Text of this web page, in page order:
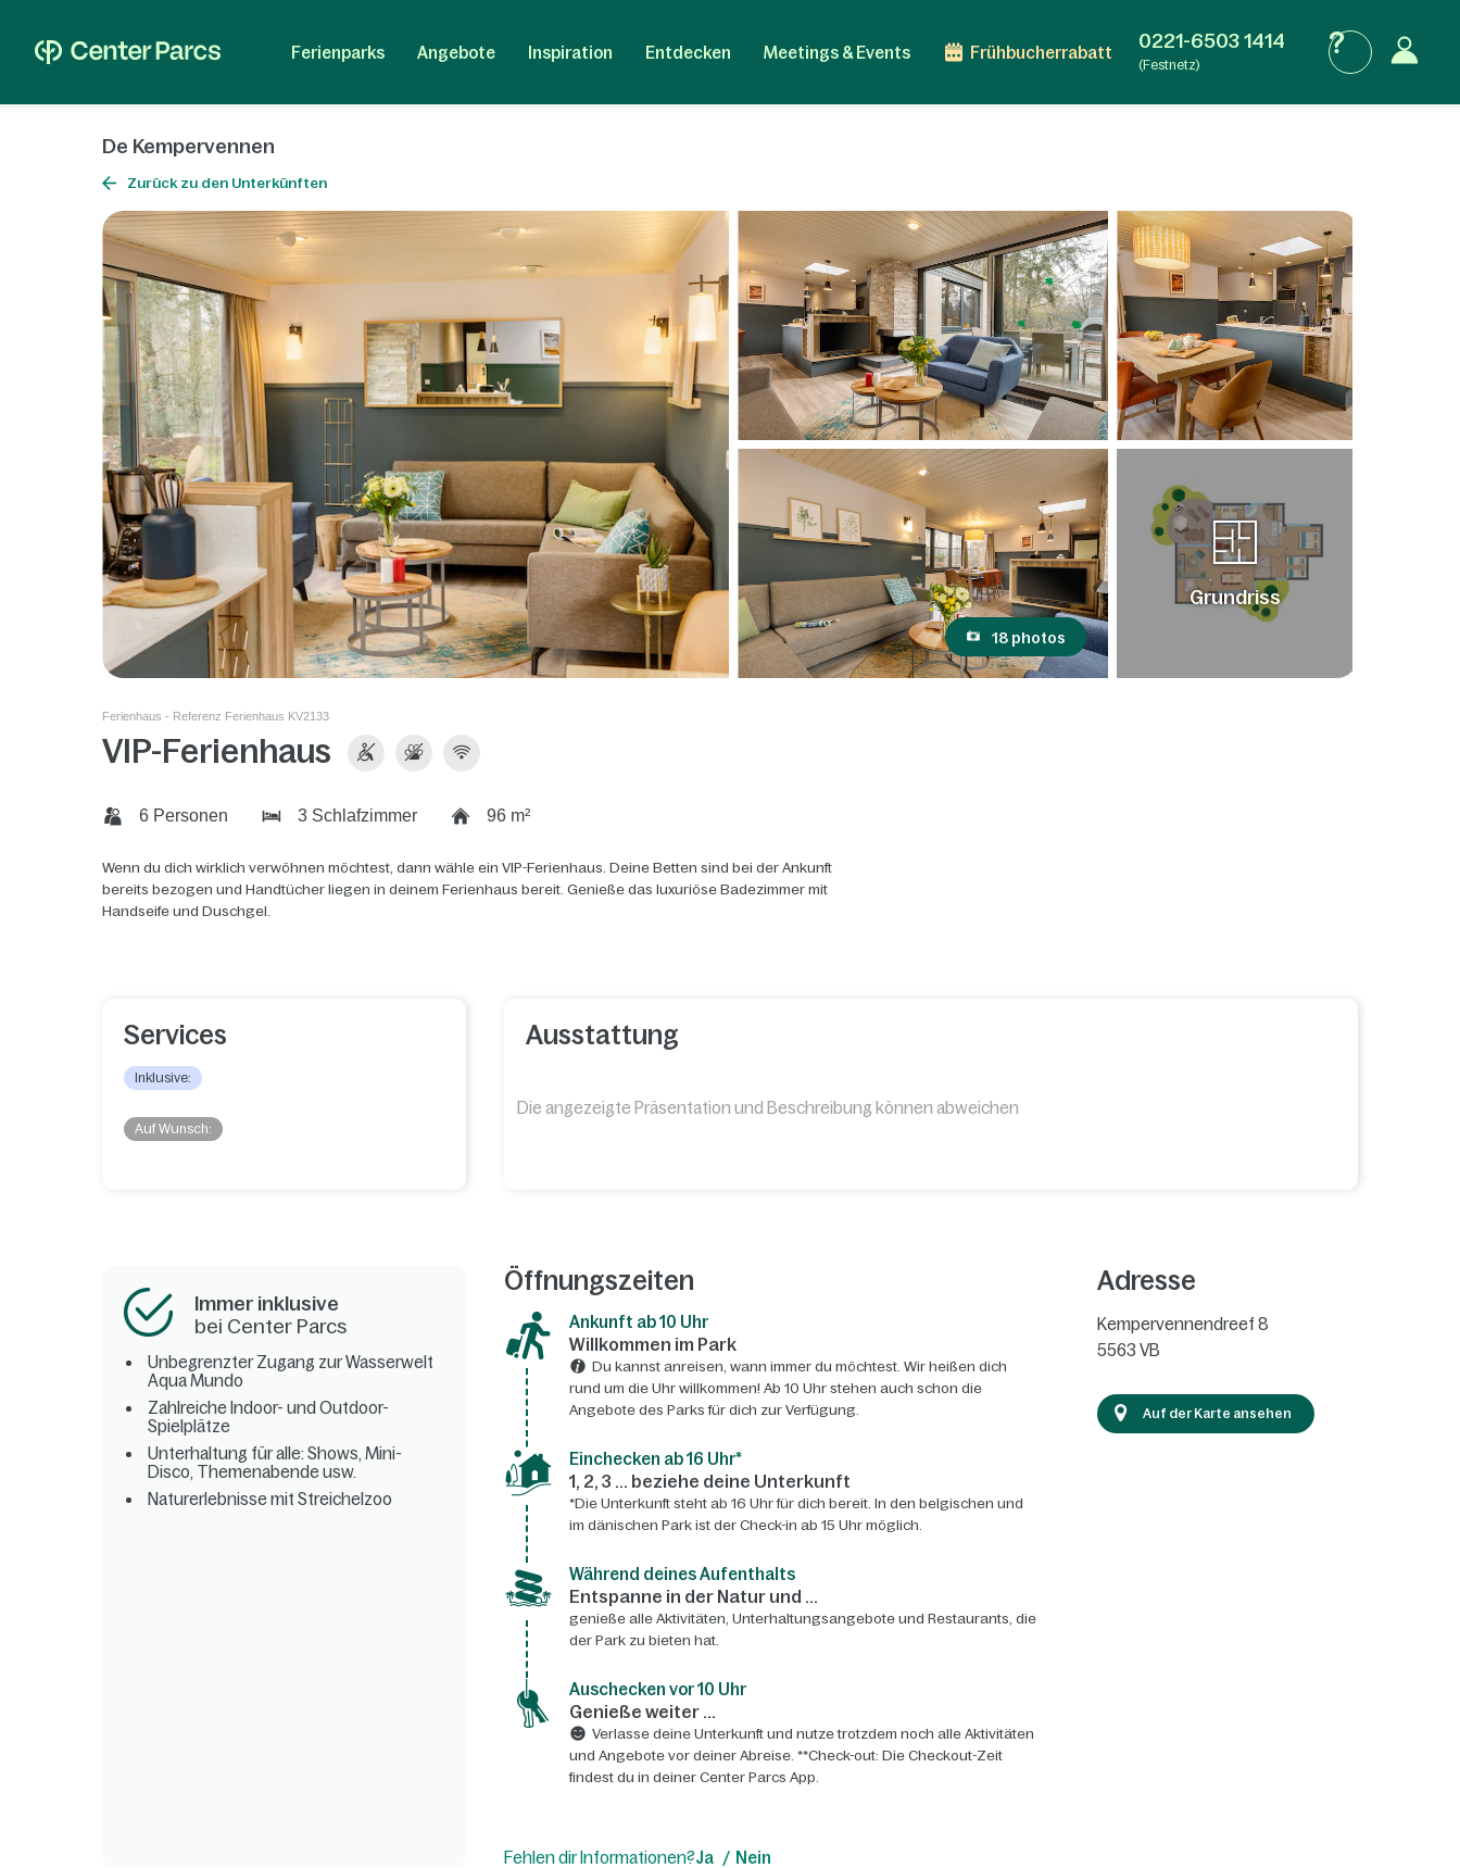
Ferienparks Angebote Inspiration Entdecken Meetings & Events Frühbucherrabatt 0221-6503 1414
(Festnetz)
De Kempervennen
Zurück zu den Unterkünften
18 photos
Grundriss
Ferienhaus - Referenz Ferienhaus KV2133
VIP-Ferienhaus
6 Personen 3 Schlafzimmer 96 m²
Wenn du dich wirklich verwöhnen möchtest, dann wähle ein VIP-Ferienhaus. Deine Betten sind bei der Ankunft
bereits bezogen und Handtücher liegen in deinem Ferienhaus bereit. Genieße das luxuriöse Badezimmer mit
Handseife und Duschgel.
Services
Inklusive:
Auf Wunsch:
Ausstattung
Die angezeigte Präsentation und Beschreibung können abweichen
Immer inklusive
bei Center Parcs
Unbegrenzter Zugang zur Wasserwelt
Aqua Mundo
Zahlreiche Indoor- und Outdoor-
Spielplätze
Unterhaltung für alle: Shows, Mini-
Disco, Themenabende usw.
Naturerlebnisse mit Streichelzoo
Öffnungszeiten
Ankunft ab 10 Uhr
Willkommen im Park
Du kannst anreisen, wann immer du möchtest. Wir heißen dich
rund um die Uhr willkommen! Ab 10 Uhr stehen auch schon die
Angebote des Parks für dich zur Verfügung.
Einchecken ab 16 Uhr*
1, 2, 3 ... beziehe deine Unterkunft
*Die Unterkunft steht ab 16 Uhr für dich bereit. In den belgischen und
im dänischen Park ist der Check-in ab 15 Uhr möglich.
Während deines Aufenthalts
Entspanne in der Natur und ...
genieße alle Aktivitäten, Unterhaltungsangebote und Restaurants, die
der Park zu bieten hat.
Auschecken vor 10 Uhr
Genieße weiter ...
Verlasse deine Unterkunft und nutze trotzdem noch alle Aktivitäten
und Angebote vor deiner Abreise. **Check-out: Die Checkout-Zeit
findest du in deiner Center Parcs App.
Adresse
Kempervennendreef 8
5563 VB
Auf der Karte ansehen
Fehlen dir Informationen?Ja Nein